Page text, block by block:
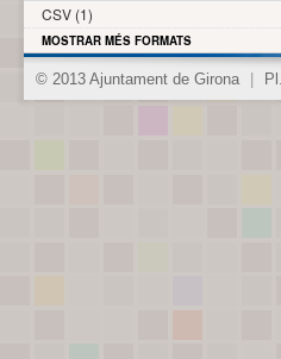
CSV (1)
MOSTRAR MÉS FORMATS
© 2013 Ajuntament de Girona